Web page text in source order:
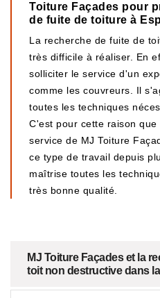
Toiture Façades pour
de fuite de toiture à
La recherche de fuite de
très difficile à réaliser. En
solliciter le service d'un
comme les couvreurs. Il
toutes les techniques
C'est pour cette raison
service de MJ Toiture
ce type de travail depuis
maîtrise toutes les
très bonne qualité.
MJ Toiture Façades et la
toit non destructive dans